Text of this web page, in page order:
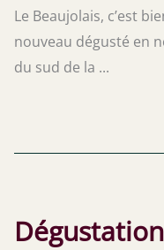
Le Beaujolais, c’est
nouveau dégusté en
du sud de la ...